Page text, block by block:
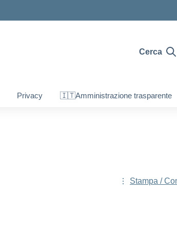
Cerca
Privacy 🇮🇹Amministrazione trasparente
Stampa /